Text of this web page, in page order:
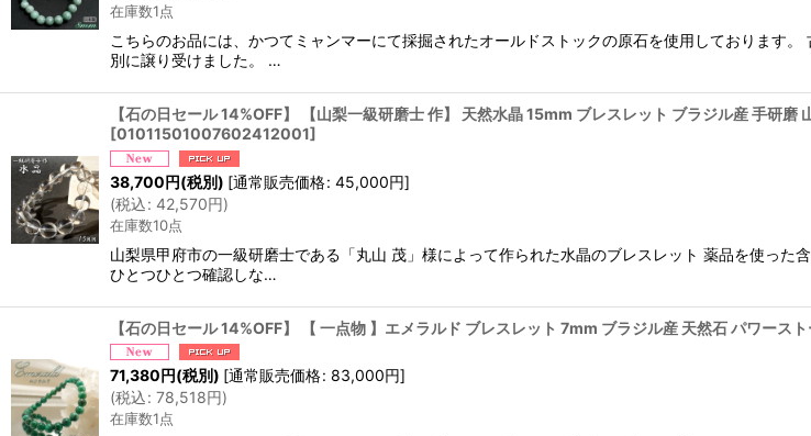
在庫数1点
こちらのお品には、かつてミャンマーにて採掘されたオールドストックの原石を使用しております
別に譲り受けました。 …
【石の日セール 14%OFF】 【山梨一級研磨士 作】 天然水晶 15mm ブレスレット ブラジル産 手研
[01011501007602412001]
38,700円(税別) [通常販売価格: 45,000円]
(税込: 42,570円)
在庫数10点
山梨県甲府市の一級研磨士である「丸山 茂」様によって作られた水晶のブレスレット 薬品を使っ
ひとつひとつ確認しな…
【石の日セール 14%OFF】 【 一点物 】エメラルド ブレスレット 7mm ブラジル産 天然石 パワース
71,380円(税別) [通常販売価格: 83,000円]
(税込: 78,518円)
在庫数1点